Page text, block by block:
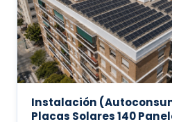
Instalación
Placas Solares 140